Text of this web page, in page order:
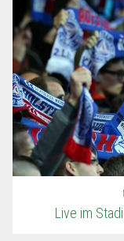
Live im